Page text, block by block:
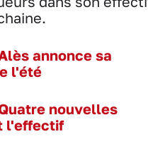
annonce sa
l'été
nouvelles
l'effectif